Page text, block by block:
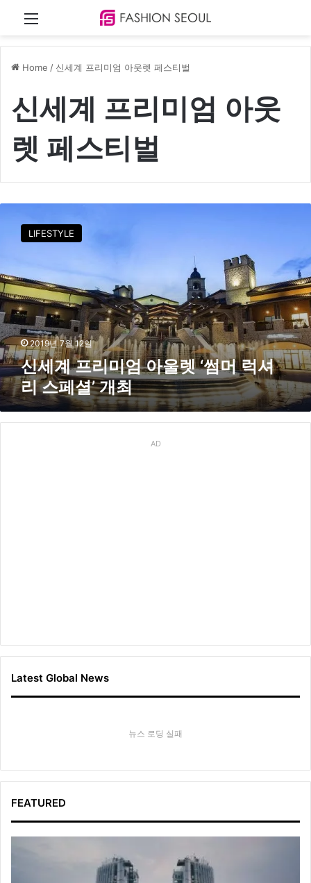
Home / 신세계 프리미엄 아웃렛 페스티벌
신세계 프리미엄 아웃
렛 페스티벌
미
엄
아
울
렛
‘
썸
머
셔
LIFESTYLE
2019년 7월 12일
신세계 프리미엄 아울렛 ‘썸머 럭셔
리 스페셜’ 개최
AD
Latest Global News
뉴스 로딩 실패
FEATURED